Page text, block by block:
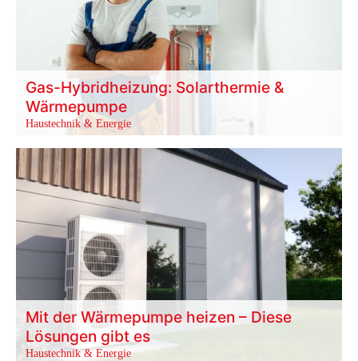
Gas-Hybridheizung: Solarthermie &
Wärmepumpe
Haustechnik & Energie
Mit der Wärmepumpe heizen – Diese
Lösungen gibt es
Haustechnik & Energie